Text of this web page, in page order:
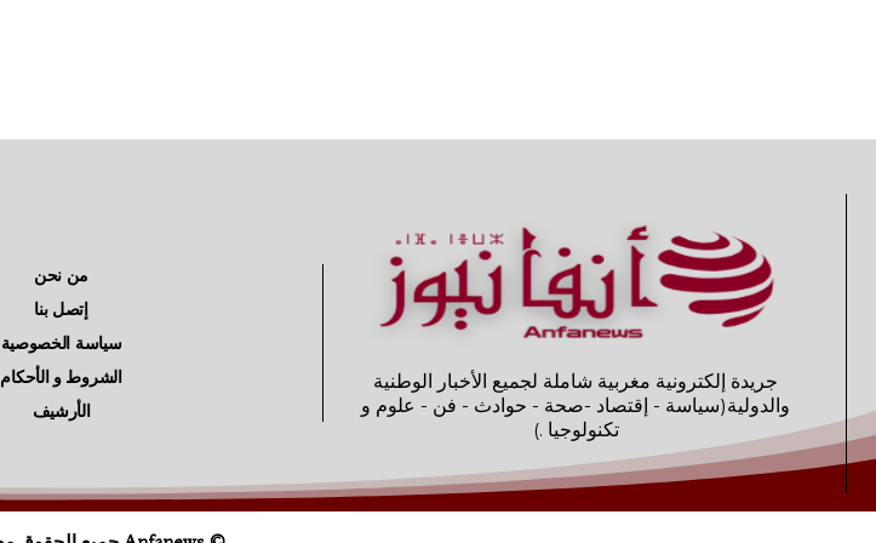
جريدة إلكترونية مغربية شاملة لجميع الأخبار الوطنية
والدولية(سياسة - إقتصاد -صحة - حوادث - فن - علوم و
تكنولوجيا .)
من نحن
إتصل بنا
سياسة الخصوصية
الشروط و الأحكام
الأرشيف